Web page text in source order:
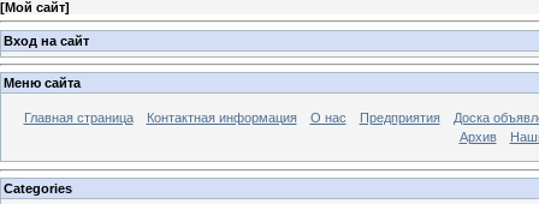
[Мой сайт]
Вход на сайт
Меню сайта
Главная страница Контактная информация О нас Предприятия
Доска
Архив
Categories